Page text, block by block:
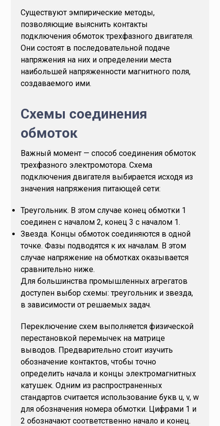
Существуют эмпирические методы,
позволяющие выяснить контакты
подключения обмоток трехфазного двигателя.
Они состоят в последовательной подаче
напряжения на них и определении места
наибольшей напряженности магнитного поля,
создаваемого ими.
Схемы соединения
обмоток
Важный момент — способ соединения обмоток
трехфазного электромотора. Схема
подключения двигателя выбирается исходя из
значения напряжения питающей сети:
Треугольник. В этом случае конец обмотки 1
соединен с началом 2, конец 3 с началом 1.
Звезда. Концы обмоток соединяются в одной
точке. Фазы подводятся к их началам. В этом
случае напряжение на обмотках оказывается
сравнительно ниже.
Для большинства промышленных агрегатов
доступен выбор схемы: треугольник и звезда,
в зависимости от решаемых задач.
Переключение схем выполняется физической
перестановкой перемычек на матрице
выводов. Предварительно стоит изучить
обозначение контактов, чтобы точно
определить начала и концы электромагнитных
катушек. Одним из распространенных
стандартов считается использование букв u, v, w
для обозначения номера обмотки. Цифрами 1 и
2 обозначают соответственно начало и конец.